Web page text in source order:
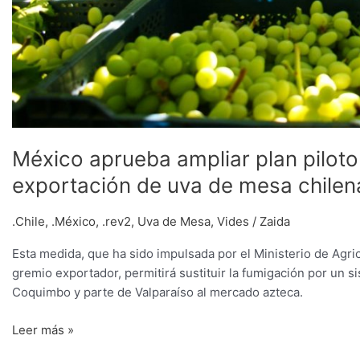
México aprueba ampliar plan
exportación de uva de mesa
.Chile, .México, .rev2, Uva de Mesa, Vides / Zaida
Esta medida, que ha sido impulsada por el Ministerio de
gremio exportador, permitirá sustituir la fumigación por un
Coquimbo y parte de Valparaíso al mercado azteca.
Leer más »